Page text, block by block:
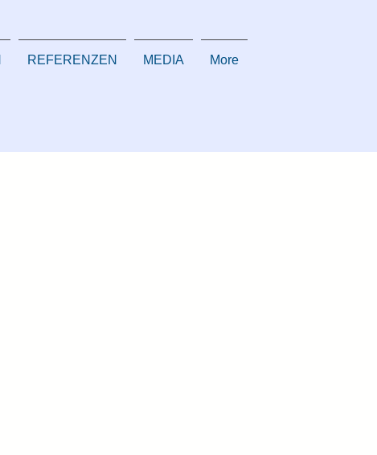
REFERENZEN MEDIA More